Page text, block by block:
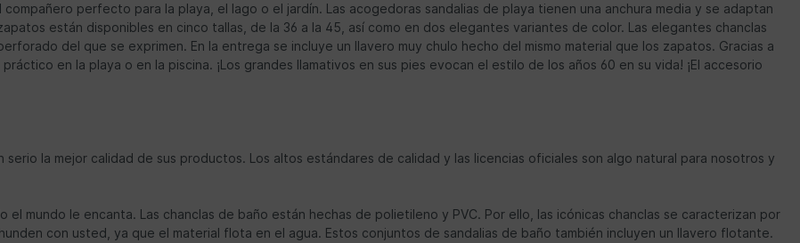
perfecto para la playa, el lago o el jardín. Las acogedoras sandalias de playa tienen una anchura media y se adaptan
están disponibles en cinco tallas, de la 36 a la 45, así como en dos elegantes variantes de color. Las elegantes chanclas
del que se exprimen. En la entrega se incluye un llavero muy chulo hecho del mismo material que los zapatos. Gracias a
en la playa o en la piscina. ¡Los grandes llamativos en sus pies evocan el estilo de los años 60 en su vida! ¡El accesorio
serio la mejor calidad de sus productos. Los altos estándares de calidad y las licencias oficiales son algo natural para nosotros y
mundo le encanta. Las chanclas de baño están hechas de polietileno y PVC. Por ello, las icónicas chanclas se caracterizan por
con usted, ya que el material flota en el agua. Estos conjuntos de sandalias de baño también incluyen un llavero flotante.